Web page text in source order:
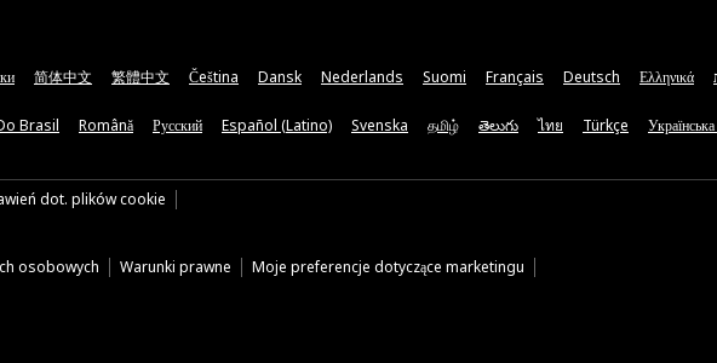
简体中文 繁體中文 Čeština Dansk Nederlands Suomi Français Deutsch Ελληνικά
Brasil Română Русский Español (Latino) Svenska தமிழ் తెలుగు ไทย Türkçe
dot. plików cookie
osobowych Warunki prawne Moje preferencje dotyczące marketingu